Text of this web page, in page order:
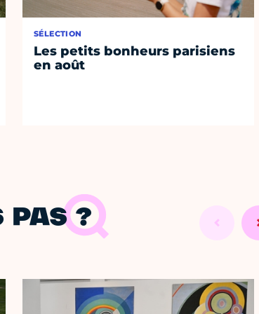
SÉLECTION
Les petits bonheurs parisiens
en août
PAS ?